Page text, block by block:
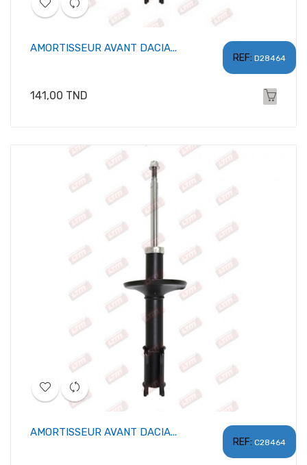
REF: D28464
AMORTISSEUR AVANT DACIA...
Prix
141,00 TND
REF: C28464
AMORTISSEUR AVANT DACIA...